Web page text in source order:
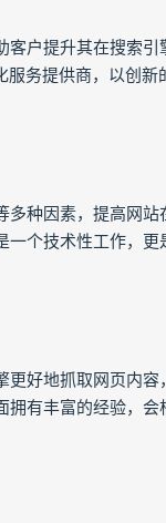
户提升其在搜索
务提供商，以创
种因素，提高网
个技术性工作，
好地抓取网页内
有丰富的经验，